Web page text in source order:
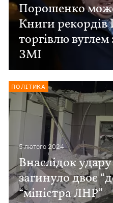
Порошенко
Книги рекордів
торгівлю
ЗМІ
5 лютого 2024
Внаслідок
загинуло двоє
“міністра ЛНР”
ПОЛІТИКА